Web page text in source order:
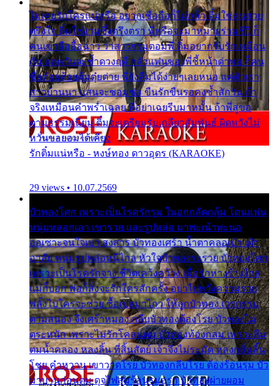
ไม่เคยรักใครแน่หรือ อยากเชื่อถือก็ไม่กล้า ติ๋มใช่คนสวย
ตรึงใจ ติ๋มใช่งามซึ้งตรึงตรา พี่หรือจะมาหมายร่วมชีวี ก็
คนเขาลืออื้อฉาว ว่าสาวๆรุมตอมพี่ ติ๋มอยากรับรักเหมือน
กัน แต่หวั่นจะช้ำดวงฤดี กลัวแฟนของพี่ชี้หน้าด่าทอ ก็คน
ชื่อต๋อยต้อยตุ้มตุ๋ยต่าย พี่ยังลืมได้ง่ายๆเลยหนอ แค่ตัวเรา
สาวบ้านนา แสนจะซอมซ่อ ขืนรักขืนรอคงช้ำสักวัน ถ้า
จริงเหมือนคำพร่ำเฉลย พี่อย่าเฉยรีบมาหมั้น ถ้าพี่สู่ขอ
ตามธรรมเนียม ติ๋มจะเตรียมรับเกลียวสัมพันธ์ ผิดหวังไม่
หวั่นขอยอมได้เคียง
รักติ๋มแน่หรือ - หงษ์ทอง ดาวอุดร (KARAOKE)
29 views • 10.07.2569
บัวทองโศก เพราะเป็นโรครักรุม ในอกกลัดกลุ้ม โดนแฟน
หนุ่มหลอกเอา เขารวย และรูปหล่อ มาพะเน้าพะนอ
ออเซาะจนใจเบา สงสาร บัวทองเศร้า น้ำตาคลอเบ้า เฝ้า
อาลัย หนุ่มรูปหล่อหนีไกล หัวใจบัวทองระรวย บัวทองโศก
เพราะเป็นโรครักจาง ชีวิตเคว้งคว้าง เมื่อรักห่างร้างไกล
แม่ก็บอก พ่อก็สั่งจะรักใครสักครั้ง อย่าไปหวังความรวย
พลั้งไปใครจะช่วย ซื้อเปลมาไกว ให้ลูกบัวทอง เวรกรรม
ตามสนอง จึงเศร้าหมอง กลีบบัวทองต้องโรย บัวทองไม่
ตระหนัก เพราะไม่รักโคลนตม บัวทองท้องกลม เพราะลืม
ตมน้ำคลอง หลงลิ้น ที่สิ้นสัตย์ เจ้าจึงไม่ระมัด หลงกลิ่นลิ้น
โชย คำหวาน เขาวาดโรย บัวทองกลีบโรย ต้องร้อนรุม บัว
มาบานก่อนตูม ดุจไฟสุมร้อนรุมอุรา บัวทองผ่ายผอม